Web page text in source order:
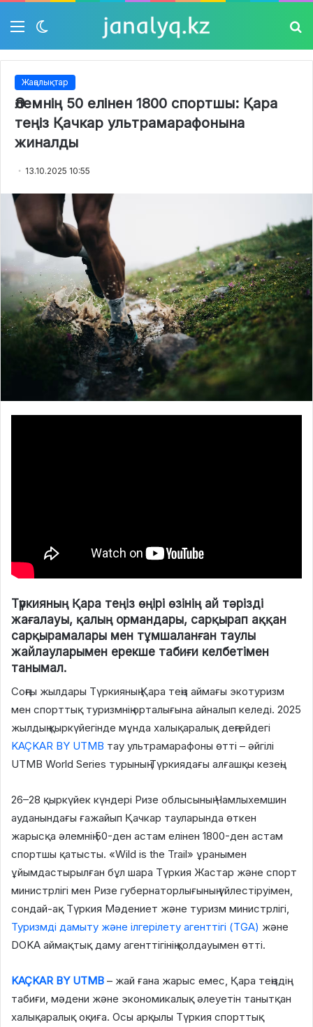
Мәзір
skin
Жаңалықтар
Әлемнің 50 елінен 1800 спортшы: Қара
теңіз Қачкар ультрамарафонына
жиналды
13.10.2025 10:55
Түркияның Қара теңіз өңірі өзінің ай тәрізді
жағалауы, қалың ормандары, сарқырап аққан
сарқырамалары мен тұмшаланған таулы
жайлауларымен ерекше табиғи келбетімен
танымал.
Соңғы жылдары Түркияның Қара теңіз аймағы экотуризм
мен спорттық туризмнің орталығына айналып келеді. 2025
жылдың қыркүйегінде мұнда халықаралық деңгейдегі
KAÇKAR BY UTMB тау ультрамарафоны өтті – әйгілі
UTMB World Series турының Түркиядағы алғашқы кезеңі.
26–28 қыркүйек күндері Ризе облысының Чамлыхемшин
ауданындағы ғажайып Қачкар тауларында өткен
жарысқа әлемнің 50-ден астам елінен 1800-ден астам
спортшы қатысты. «Wild is the Trail» ұранымен
ұйымдастырылған бұл шара Түркия Жастар және спорт
министрлігі мен Ризе губернаторлығының үйлестіруімен,
сондай-ақ Түркия Мәдениет және туризм министрлігі,
Туризмді дамыту және ілгерілету агенттігі (TGA) және
DOKA аймақтық даму агенттігінің қолдауымен өтті.
KAÇKAR BY UTMB – жай ғана жарыс емес, Қара теңіздің
табиғи, мәдени және экономикалық әлеуетін танытқан
халықаралық оқиға. Осы арқылы Түркия спорттық